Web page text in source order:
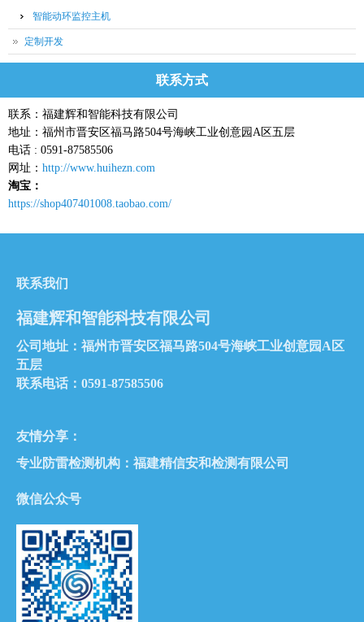
智能动环监控主机
定制开发
联系方式
联系：福建辉和智能科技有限公司
地址：福州市晋安区福马路504号海峡工业创意园A区五层
电话 : 0591-87585506
网址： http://www.huihezn.com
淘宝：
https://shop407401008.taobao.com/
联系我们
福建辉和智能科技有限公司
公司地址：福州市晋安区福马路504号海峡工业创意园A区
五层
联系电话：0591-87585506
友情分享：
专业防雷检测机构： 福建精信安和检测有限公司
微信公众号